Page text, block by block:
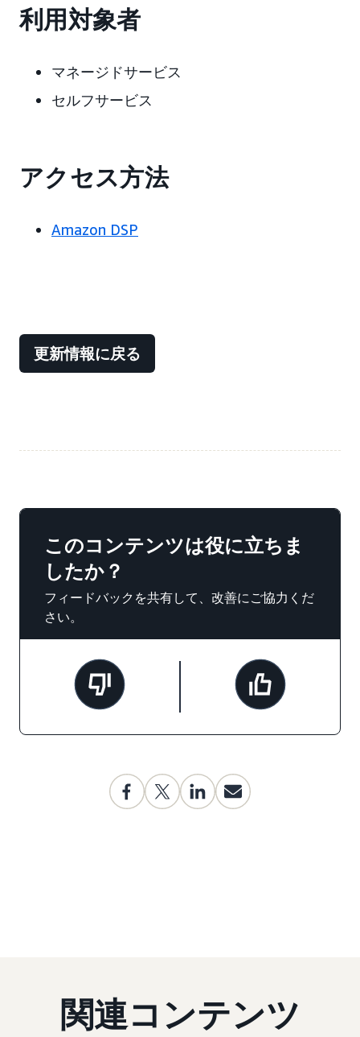
利用対象者
マネージドサービス
セルフサービス
アクセス方法
Amazon DSP
更新情報に戻る
このコンテンツは役に立ちま
したか？
フィードバックを共有して、改善にご協力くだ
さい。
関連コンテンツ